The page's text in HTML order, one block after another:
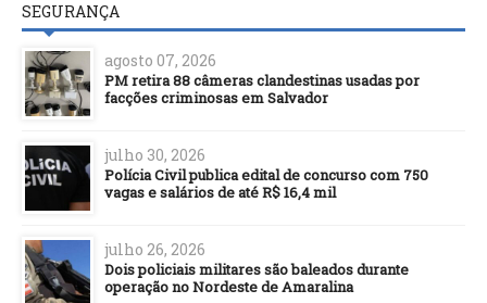
SEGURANÇA
agosto 07, 2026
PM retira 88 câmeras clandestinas usadas por
facções criminosas em Salvador
julho 30, 2026
Polícia Civil publica edital de concurso com 750
vagas e salários de até R$ 16,4 mil
julho 26, 2026
Dois policiais militares são baleados durante
operação no Nordeste de Amaralina